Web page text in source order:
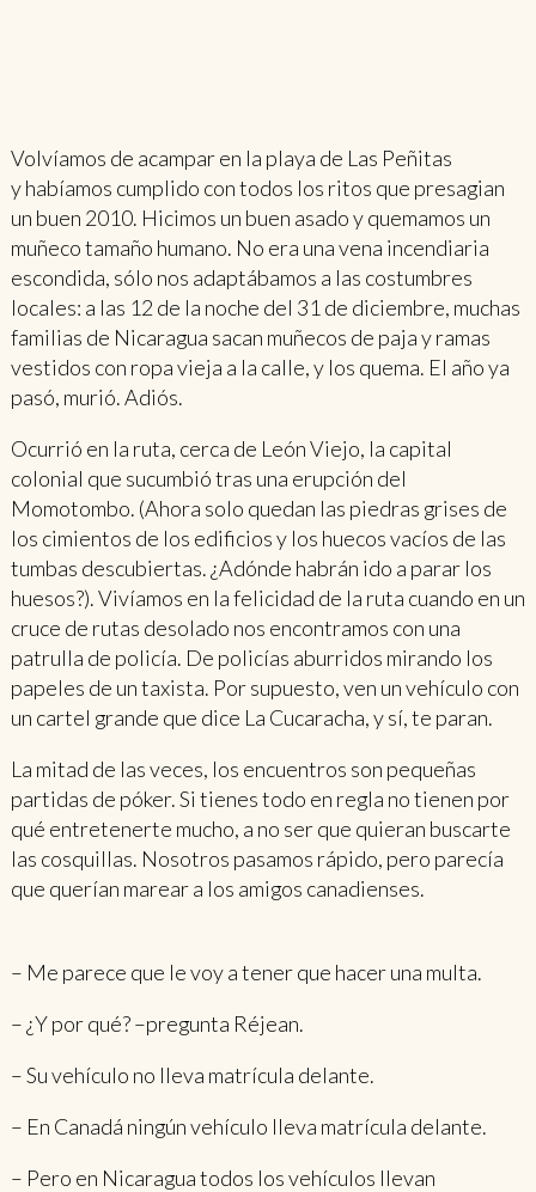
Volvíamos de acampar en la playa de Las Peñitas
y habíamos cumplido con todos los ritos que presagian
un buen 2010. Hicimos un buen asado y quemamos un
muñeco tamaño humano. No era una vena incendiaria
escondida, sólo nos adaptábamos a las costumbres
locales: a las 12 de la noche del 31 de diciembre, muchas
familias de Nicaragua sacan muñecos de paja y ramas
vestidos con ropa vieja a la calle, y los quema. El año ya
pasó, murió. Adiós.
Ocurrió en la ruta, cerca de León Viejo, la capital
colonial que sucumbió tras una erupción del
Momotombo. (Ahora solo quedan las piedras grises de
los cimientos de los edificios y los huecos vacíos de las
tumbas descubiertas. ¿Adónde habrán ido a parar los
huesos?). Vivíamos en la felicidad de la ruta cuando en un
cruce de rutas desolado nos encontramos con una
patrulla de policía. De policías aburridos mirando los
papeles de un taxista. Por supuesto, ven un vehículo con
un cartel grande que dice La Cucaracha, y sí, te paran.
La mitad de las veces, los encuentros son pequeñas
partidas de póker. Si tienes todo en regla no tienen por
qué entretenerte mucho, a no ser que quieran buscarte
las cosquillas. Nosotros pasamos rápido, pero parecía
que querían marear a los amigos canadienses.
– Me parece que le voy a tener que hacer una multa.
– ¿Y por qué? –pregunta Réjean.
– Su vehículo no lleva matrícula delante.
– En Canadá ningún vehículo lleva matrícula delante.
– Pero en Nicaragua todos los vehículos llevan